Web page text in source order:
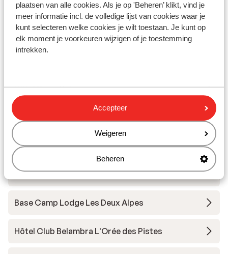
plaatsen van alle cookies. Als je op 'Beheren’ klikt, vind je
meer informatie incl. de volledige lijst van cookies waar je
kunt selecteren welke cookies je wilt toestaan. Je kunt op
elk moment je voorkeuren wijzigen of je toestemming
intrekken.
Accepteer
Weigeren
Beheren
Matériel
Autres hébergements - Les Deux
Hôtel Serre Palas
Résidence Neige et Soleil
Résidence l'Alpeggio
Chalet Grizzly
Base Camp Lodge Les Deux Alpes
Hôtel Club Belambra L'Orée des Pistes